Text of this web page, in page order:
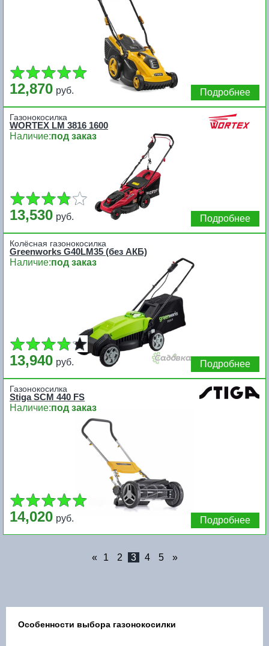
12,870 руб. Подробнее
Газонокосилка
WORTEX LM 3816 1600
Наличие:под заказ
13,530 руб. Подробнее
Колёсная газонокосилка
Greenworks G40LM35 (без АКБ)
Наличие:под заказ
13,940 руб. Подробнее
Газонокосилка
Stiga SCM 440 FS
Наличие:под заказ
14,020 руб. Подробнее
« 1 2 3 4 5 »
Особенности выбора газонокосилки